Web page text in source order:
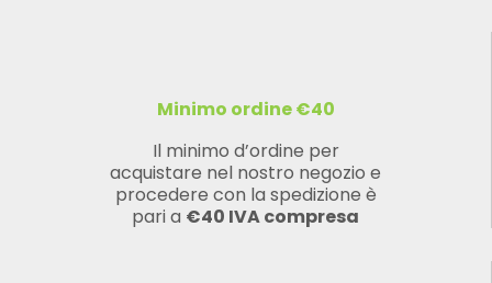
Minimo ordine €40
Il minimo d’ordine per
acquistare nel nostro negozio e
procedere con la spedizione è
pari a €40 IVA compresa